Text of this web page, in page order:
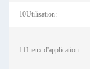
10Utilisation:
11Lieux d'application: